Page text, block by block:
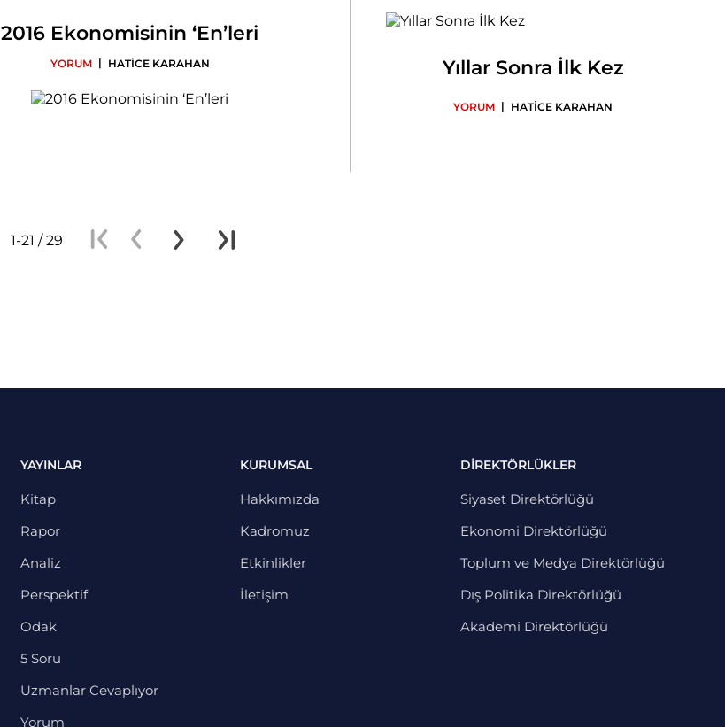
2016 Ekonomisinin ‘En’leri
YORUM | HATİCE KARAHAN Yıllar Sonra İlk Kez
YORUM | HATİCE KARAHAN
1-21 / 29
YAYINLAR
Kitap
Rapor
Analiz
Perspektif
Odak
5 Soru
Uzmanlar Cevaplıyor
Yorum
KURUMSAL
Hakkımızda
Kadromuz
Etkinlikler
İletişim
DİREKTÖRLÜKLER
Siyaset Direktörlüğü
Ekonomi Direktörlüğü
Toplum ve Medya Direktörlüğü
Dış Politika Direktörlüğü
Akademi Direktörlüğü